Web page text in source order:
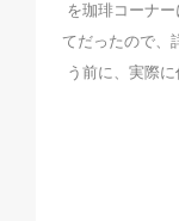
を珈琲コーナ
てだったので、
う前に、実際